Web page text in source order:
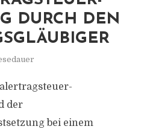
DURCH DEN
der
bei einem